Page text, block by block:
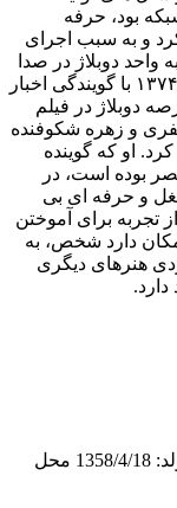
حرفه
به سبب اجرای
پس از 8 سال به واحد دوبلاژ در صدا
و سیما رفت. او فعالیت هنری خود را از سال ۱۳۷۴ با گویندگی اخبار
در فیلم
زهره شکوفنده
که گوینده
است، در
حرفه ای بی
برای آموختن
دارد شخص، به
دیگری
نتایج مشاهده همه نتایج عطرچی، امیر سال تولد: 1358/4/18 محل